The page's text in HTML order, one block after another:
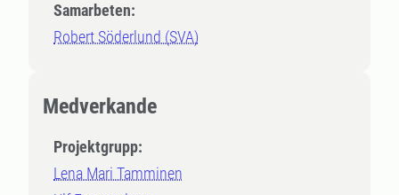
Samarbeten:
Robert Söderlund (SVA)
Medverkande
Projektgrupp:
Lena Mari Tamminen